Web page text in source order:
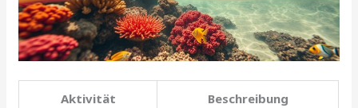
Aktivität Beschreibung